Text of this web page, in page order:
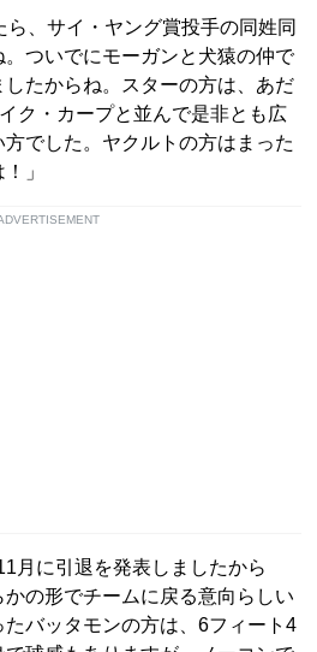
、サイ・ヤング賞投手の同姓同
ついでにモーガンと犬猿の仲で
たからね。スターの方は、あだ
ク・カープと並んで是非とも広
でした。ヤクルトの方はまった
」
月に引退を発表しましたから
の形でチームに戻る意向らしい
バッタモンの方は、6フィート4